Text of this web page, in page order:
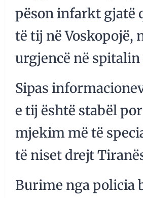
pëson infarkt gjatë
të tij në Voskopojë,
urgjencë në spitalin
Sipas
e tij është stabël
mjekim më të
të niset drejt
Burime nga policia